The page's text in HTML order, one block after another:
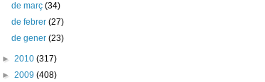
de març(34)
de febrer(27)
de gener(23)
► 2010 (317)
► 2009 (408)